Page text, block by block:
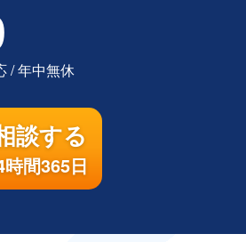
/年中無休
談する
間365日